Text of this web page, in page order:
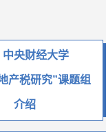
中央财经大学
产税研究”课题组
介绍